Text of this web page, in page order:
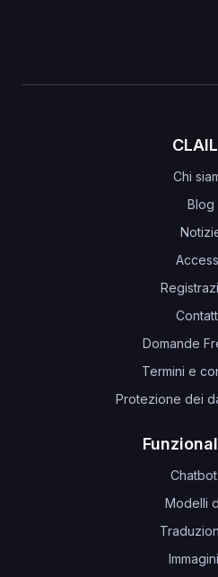
Chi
Blog
Domande
Termini e
Protezione dei
Chatbot
Modelli